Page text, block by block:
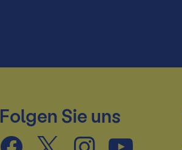
Folgen Sie uns